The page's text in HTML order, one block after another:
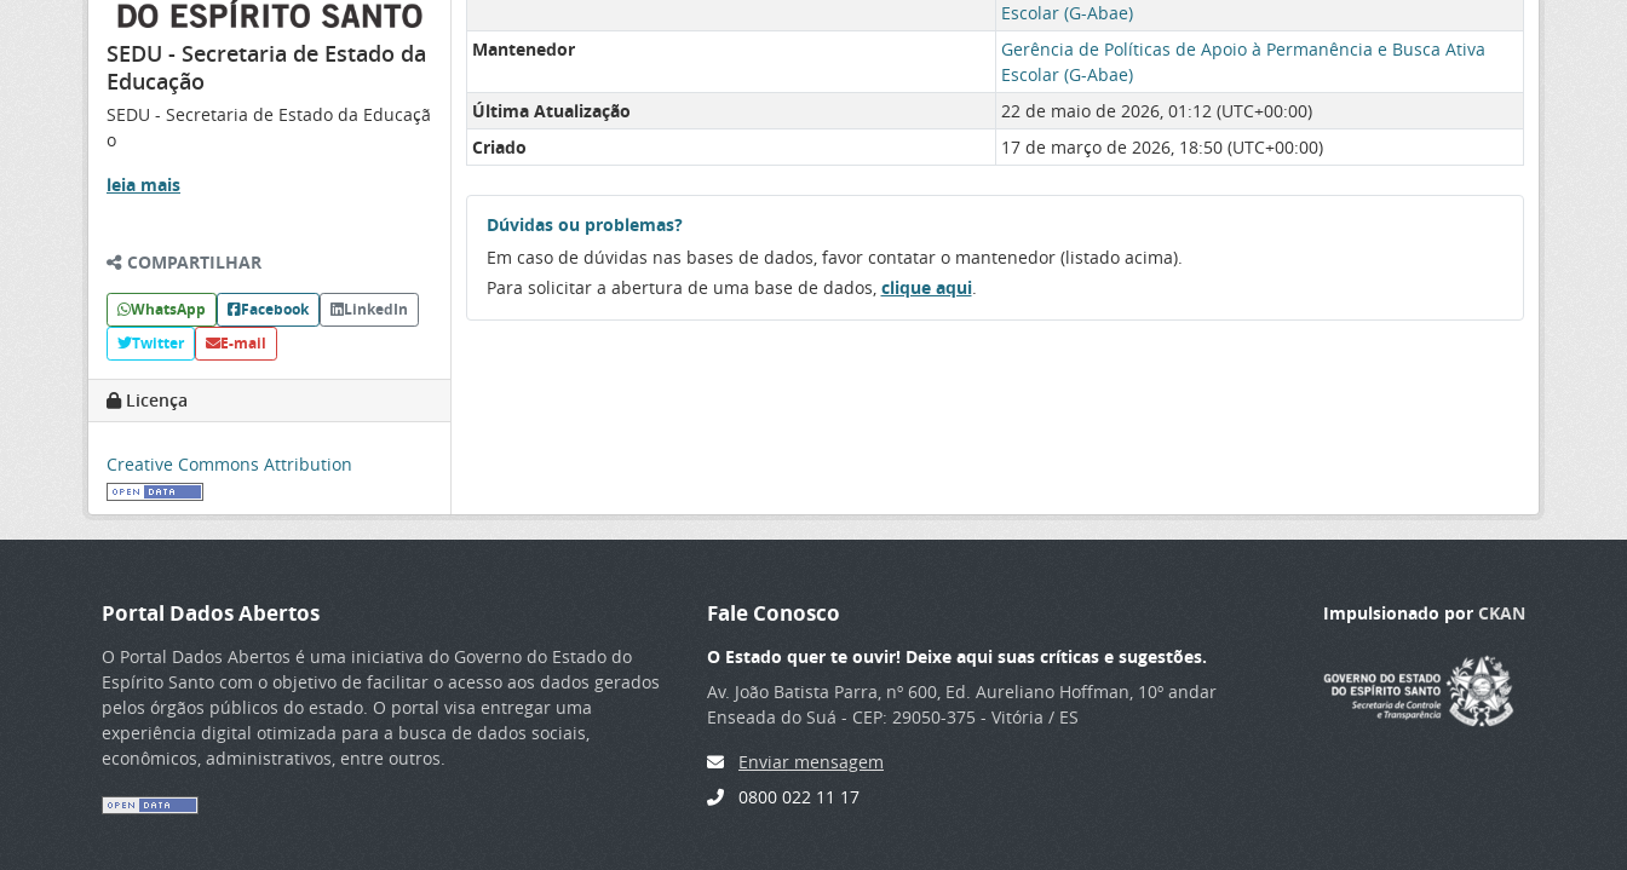
SEDU - Secretaria de Estado da
Educação
SEDU - Secretaria de Estado da Educaçã
o
leia mais
COMPARTILHAR
WhatsApp Facebook
LinkedIn
Twitter
E-mail
Licença
Creative Commons Attribution
Escolar (G-Abae)
Mantenedor
Gerência de Políticas de Apoio à Permanência e Busca Ativa
Escolar (G-Abae)
Última Atualização
22 de maio de 2026, 01:12 (UTC+00:00)
Criado
17 de março de 2026, 18:50 (UTC+00:00)
Dúvidas ou problemas?
Em caso de dúvidas nas bases de dados, favor contatar o mantenedor (listado acima).
Para solicitar a abertura de uma base de dados, clique aqui.
Portal Dados Abertos
O Portal Dados Abertos é uma iniciativa do Governo do Estado do
Espírito Santo com o objetivo de facilitar o acesso aos dados gerados
pelos órgãos públicos do estado. O portal visa entregar uma
experiência digital otimizada para a busca de dados sociais,
econômicos, administrativos, entre outros.
Fale Conosco
O Estado quer te ouvir! Deixe aqui suas críticas e sugestões.
Av. João Batista Parra, nº 600, Ed. Aureliano Hoffman, 10º andar
Enseada do Suá - CEP: 29050-375 - Vitória / ES
Enviar mensagem
0800 022 11 17
Impulsionado por CKAN